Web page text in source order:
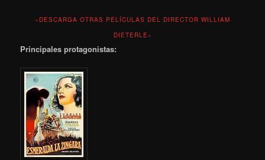
«DESCARGA OTRAS PELÍCULAS DEL DIRECTOR WILLIAM
DIETERLE»
Principales protagonistas: